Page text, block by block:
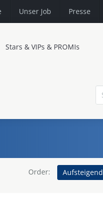
Unser Job Presse
Stars & VIPs & PROMIs
Order: Aufsteigend